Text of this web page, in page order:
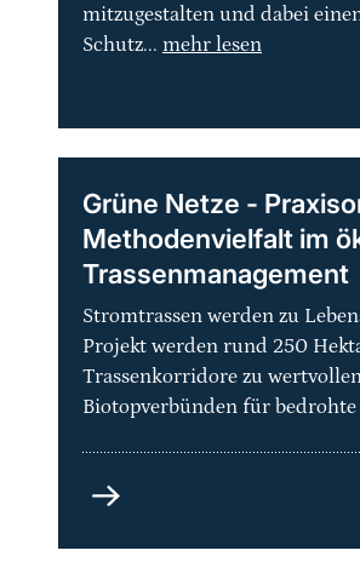
mitzugestalten und dabei
Schutz... mehr lesen
Grüne Netze -
Methodenvielfalt im
Trassenmanagement
Stromtrassen werden zu
Projekt werden rund 250
Trassenkorridore zu
Biotopverbünden für bedrohte
Grüne
-